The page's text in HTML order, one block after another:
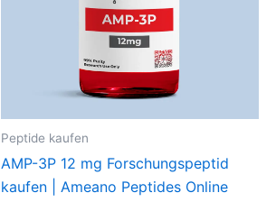
Peptide kaufen
AMP-3P 12 mg Forschungspeptid
kaufen | Ameano Peptides Online